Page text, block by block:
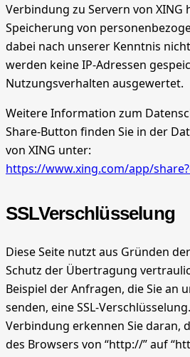
Verbindung zu Servern von XING
Speicherung von
dabei nach unserer Kenntnis
werden keine IP-Adressen
Nutzungsverhalten ausgewertet.
Weitere Information zum
Share-Button finden Sie in der
von XING unter:
https://www.xing.com/app/
SSLVerschlüsselung
Diese Seite nutzt aus Gründen
Schutz der Übertragung
Beispiel der Anfragen, die Sie an
senden, eine SSL-
Verbindung erkennen Sie daran,
des Browsers von “http://” auf